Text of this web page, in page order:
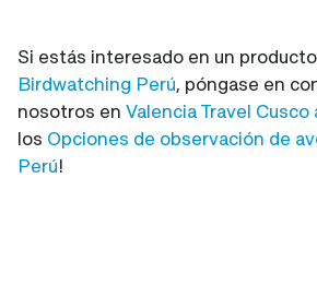
Si estás interesado en un
Birdwatching Perú, póngase en
nosotros en Valencia Travel Cusco
los Opciones de observación de
Perú!